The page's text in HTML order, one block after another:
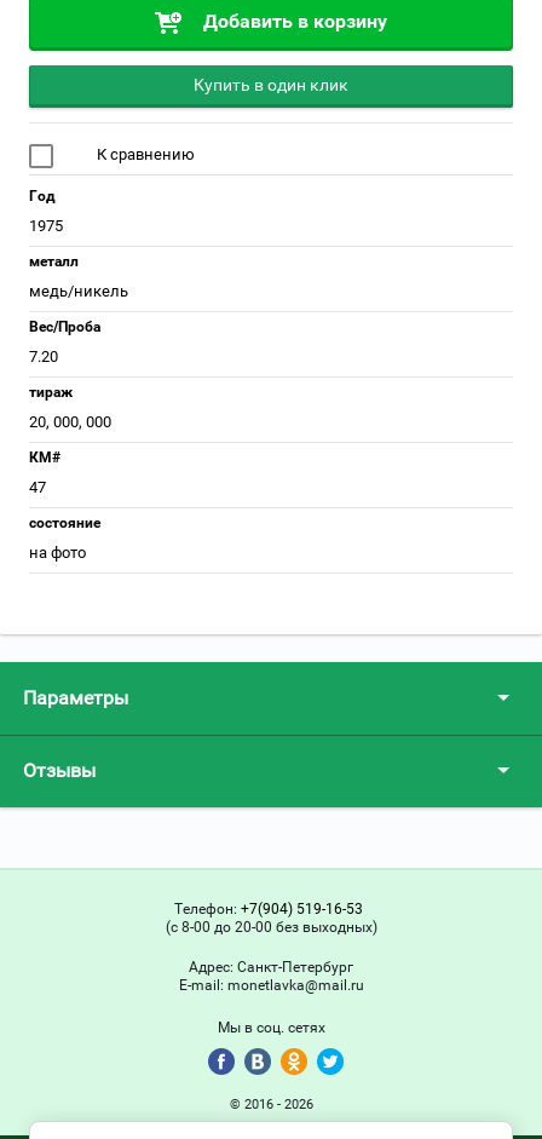
Добавить в корзину
Купить в один клик
К сравнению
Год
1975
металл
медь/никель
Вес/Проба
7.20
тираж
20, 000, 000
КМ#
47
состояние
на фото
Параметры
Отзывы
Телефон: +7(904) 519-16-53
(с 8-00 до 20-00 без выходных)
Адрес: Санкт-Петербург
Е-mail: monetlavka@mail.ru
Мы в соц. сетях
© 2016 - 2026